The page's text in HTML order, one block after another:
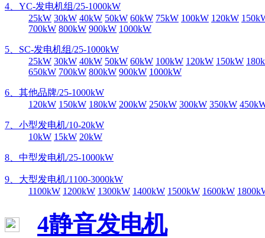
4、YC-发电机组/25-1000kW
25kW 30kW 40kW 50kW 60kW 75kW 100kW 120kW
700kW 800kW 900kW 1000kW
5、SC-发电机组/25-1000kW
25kW 30kW 40kW 50kW 60kW 100kW 120kW 150kW
650kW 700kW 800kW 900kW 1000kW
6、其他品牌/25-1000kW
120kW 150kW 180kW 200kW 250kW 300kW 350kW
7、小型发电机/10-20kW
10kW 15kW 20kW
8、中型发电机/25-1000kW
9、大型发电机/1100-3000kW
1100kW 1200kW 1300kW 1400kW 1500kW 1600kW
4静音发电机